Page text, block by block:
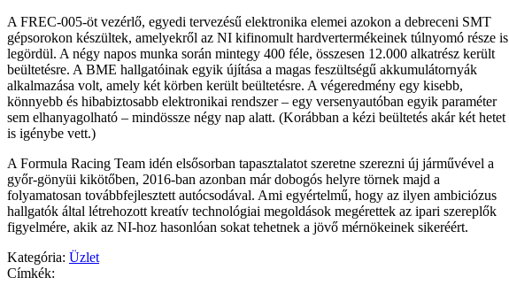
A FREC-005-öt vezérlő, egyedi tervezésű elektronika elemei azokon a debreceni SMT
gépsorokon készültek, amelyekről az NI kifinomult hardvertermékeinek túlnyomó része is
legördül. A négy napos munka során mintegy 400 féle, összesen 12.000 alkatrész került
beültetésre. A BME hallgatóinak egyik újítása a magas feszültségű akkumulátornyák
alkalmazása volt, amely két körben került beültetésre. A végeredmény egy kisebb,
könnyebb és hibabiztosabb elektronikai rendszer – egy versenyautóban egyik paraméter
sem elhanyagolható – mindössze négy nap alatt. (Korábban a kézi beültetés akár két hetet
is igénybe vett.)
A Formula Racing Team idén elsősorban tapasztalatot szeretne szerezni új járművével a
győr-gönyüi kikötőben, 2016-ban azonban már dobogós helyre törnek majd a
folyamatosan továbbfejlesztett autócsodával. Ami egyértelmű, hogy az ilyen ambiciózus
hallgatók által létrehozott kreatív technológiai megoldások megérettek az ipari szereplők
figyelmére, akik az NI-hoz hasonlóan sokat tehetnek a jövő mérnökeinek sikeréért.
Kategória: Üzlet
Címkék: